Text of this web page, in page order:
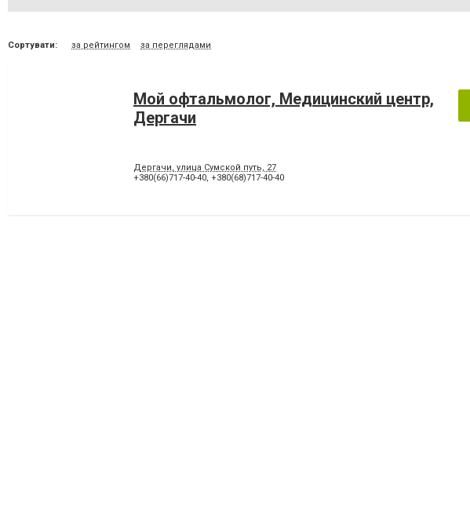
Сортувати: за рейтингом за переглядами
Мой офтальмолог, Медицинский центр,
Дергачи
Дергачи, улица Сумской путь, 27
+380(66)717-40-40, +380(68)717-40-40